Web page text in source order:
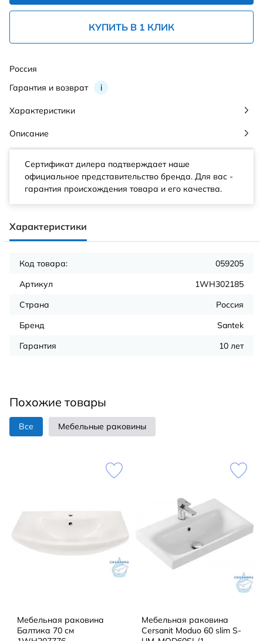
КУПИТЬ В 1 КЛИК
Гарантия и возврат i
Россия
Характеристики
Описание
Сертификат дилера подтверждает наше
официальное представительство бренда. Для вас -
гарантия происхождения товара и его качества.
Характеристики
Код товара:
059205
Артикул
1WH302185
Страна
Россия
Бренд
Santek
Гарантия
10 лет
Похожие товары
Все Мебельные раковины
Мебельная раковина
Балтика 70 см
Мебельная раковина
Cersanit Moduo 60 slim S-